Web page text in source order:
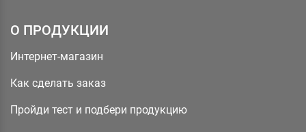
О ПРОДУКЦИИ
Интернет-магазин
Как сделать заказ
Пройди тест и подбери продукцию